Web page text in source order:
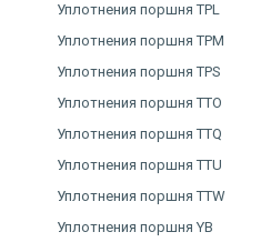
Уплотнения поршня TPL
Уплотнения поршня TPM
Уплотнения поршня TPS
Уплотнения поршня TTO
Уплотнения поршня TTQ
Уплотнения поршня TTU
Уплотнения поршня TTW
Уплотнения поршня YB